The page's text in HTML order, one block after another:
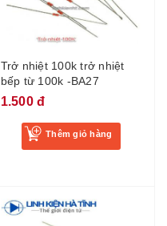
Trở nhiệt 100k trở nhiệt
bếp từ 100k -BA27
1.500 đ
Thêm giỏ hàng